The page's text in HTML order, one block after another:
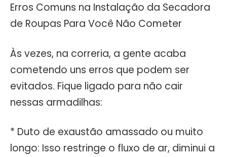
Erros Comuns na Instalação da Secadora
de Roupas Para Você Não Cometer
Às vezes, na correria, a gente acaba
cometendo uns erros que podem ser
evitados. Fique ligado para não cair
nessas armadilhas:
* Duto de exaustão amassado ou muito
longo: Isso restringe o fluxo de ar, diminui a